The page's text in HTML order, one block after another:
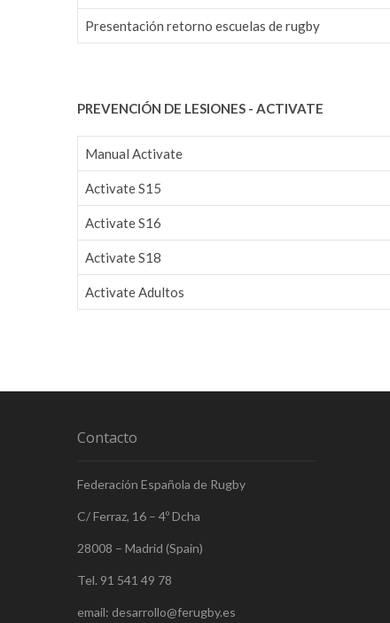
Presentación retorno escuelas de rugby
PREVENCIÓN DE LESIONES - ACTIVATE
Manual Activate
Activate S15
Activate S16
Activate S18
Activate Adultos
Contacto
Federación Española de Rugby
C/ Ferraz, 16 – 4º Dcha
28008 – Madrid (Spain)
Tel. 91 541 49 78
email: desarrollo@ferugby.es